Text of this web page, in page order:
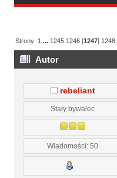
Strony: 1 ... 1245 1246 [1247] 1248
Autor
rebeliant
Stały bywalec
Wiadomości: 50